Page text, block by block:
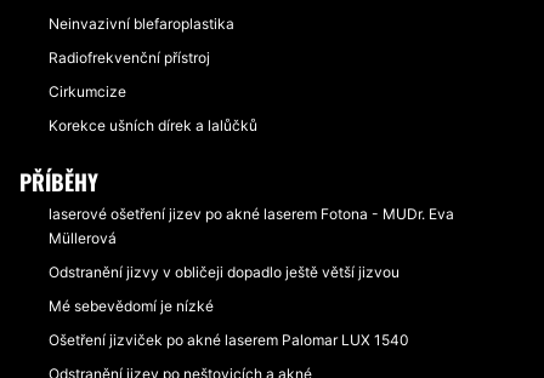
Neinvazivní blefaroplastika
Radiofrekvenční přístroj
Cirkumcize
Korekce ušních dírek a lalůčků
PŘÍBĚHY
laserové ošetření jizev po akné laserem Fotona - MUDr. Eva
Müllerová
Odstranění jizvy v obličeji dopadlo ještě větší jizvou
Mé sebevědomí je nízké
Ošetření jizviček po akné laserem Palomar LUX 1540
Odstranění jizev po neštovicích a akné